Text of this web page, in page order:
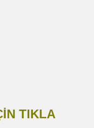
TIKLA